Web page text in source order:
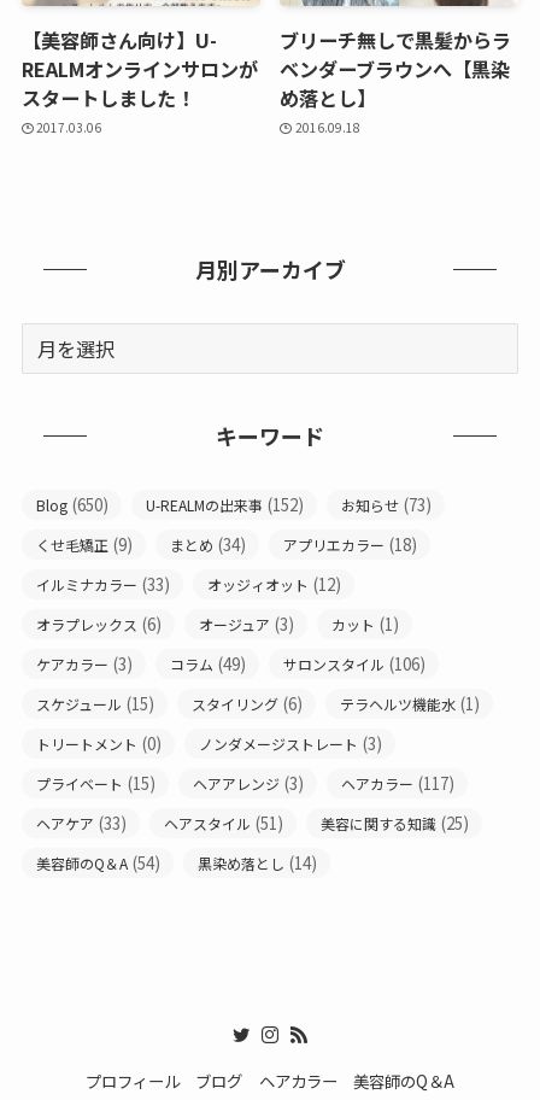
【美容師さん向け】U-
REALMオンラインサロンが
スタートしました！
2017.03.06
ブリーチ無しで黒髪からラ
ベンダーブラウンへ【黒染
め落とし】
2016.09.18
月別アーカイブ
キーワード
Blog (650) U-REALMの出来事 (152) お知らせ (73)
くせ毛矯正 (9) まとめ (34) アプリエカラー (18)
イルミナカラー (33) オッジィオット (12)
オラプレックス (6) オージュア (3) カット (1)
ケアカラー (3) コラム (49) サロンスタイル (106)
スケジュール (15) スタイリング (6) テラヘルツ機能水 (1)
トリートメント (0) ノンダメージストレート (3)
プライベート (15) ヘアアレンジ (3) ヘアカラー (117)
ヘアケア (33) ヘアスタイル (51) 美容に関する知識 (25)
美容師のQ＆A (54) 黒染め落とし (14)
プロフィール ブログ ヘアカラー 美容師のQ＆A